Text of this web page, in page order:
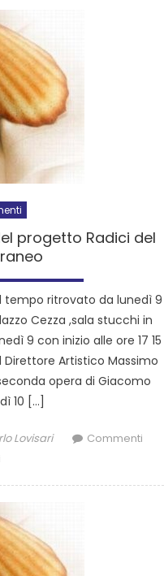
progetto Radici del
tempo ritrovato da lunedì 9
Cezza ,sala stucchi in
9 con inizio alle ore 17 15
Artistico Massimo
opera di Giacomo
10 […]
Lovisari
Commenti